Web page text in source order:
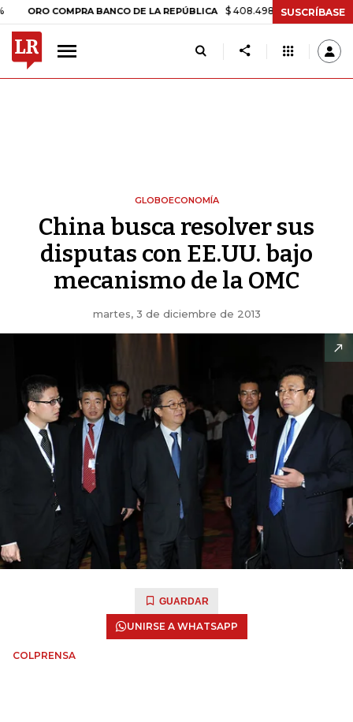
COMPRA BANCO DE LA REPÚBLICA $ 408.498,97 +$ 8.753,81 +2,19%
SUSCRÍBASE
GLOBOECONOMÍA
China busca resolver sus
disputas con EE.UU. bajo
mecanismo de la OMC
martes, 3 de diciembre de 2013
GUARDAR
UNIRSE A WHATSAPP
COLPRENSA